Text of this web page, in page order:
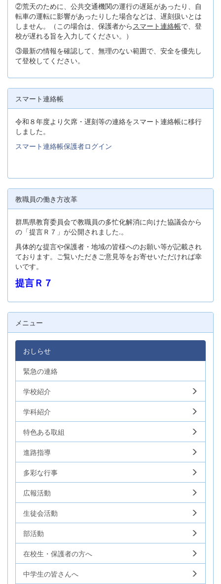
②荒天のために、公共交通機関の運行の遅延があったり、自
転車の運転に影響があったりした場合などは、遅刻扱いとは
しません。（この場合は、保護者から スマート連絡帳で、登
校が遅れる旨を入力してください。）
③最新の情報を確認して、無理のない範囲で、安全を優先し
て登校してください。
スマート連絡帳
令和８年度より欠席・遅刻等の連絡をスマート連絡帳に移行
しました。
スマート連絡帳保護者ログイン
教職員の働き方改革
群馬県教育委員会で教職員の多忙化解消に向けた協議会から
の「提言Ｒ７」が公開されました.。
具体的な提言や保護者・地域の皆様へのお願い等が記載され
ております。ご覧いただきご意見等をお寄せいただければ幸
いです。
提言Ｒ７
メニュー
おしらせ
緊急の連絡
学校紹介
学科紹介
特色ある取組
進路指導
多彩な行事
広報活動
生徒会活動
部活動
在校生・保護者の方へ
中学生の皆さんへ